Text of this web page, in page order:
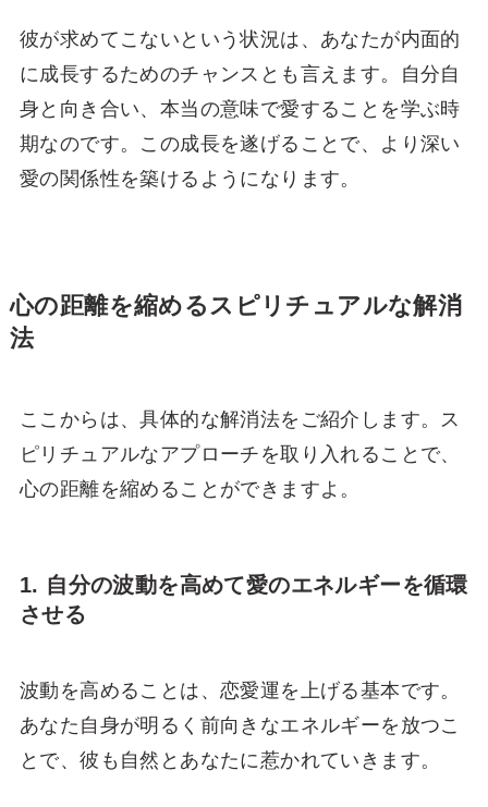
彼が求めてこないという状況は、あなたが内面的
に成長するためのチャンスとも言えます。自分自
身と向き合い、本当の意味で愛することを学ぶ時
期なのです。この成長を遂げることで、より深い
愛の関係性を築けるようになります。
心の距離を縮めるスピリチュアルな解消
法
ここからは、具体的な解消法をご紹介します。ス
ピリチュアルなアプローチを取り入れることで、
心の距離を縮めることができますよ。
1. 自分の波動を高めて愛のエネルギーを循環
させる
波動を高めることは、恋愛運を上げる基本です。
あなた自身が明るく前向きなエネルギーを放つこ
とで、彼も自然とあなたに惹かれていきます。